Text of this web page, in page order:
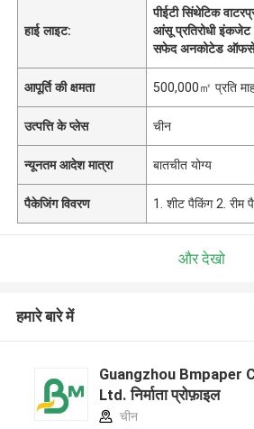
हाई लाइट:
पीईटी सिंथेटिक
आंसू प्रतिरोधी इंकजेट
सफेद अनकोटेड
आपूर्ति की क्षमता 500,000㎡ प्रति
उत्पत्ति के प्लेस चीन
न्यूनतम आदेश मात्रा बातचीत योग्य
पैकेजिंग विवरण 1. शीट पैकिंग 2. रीम
और देखो
हमारे बारे में
Guangzhou Bmpaper
Ltd. निर्माता प्रोफ़ाइल
चीन